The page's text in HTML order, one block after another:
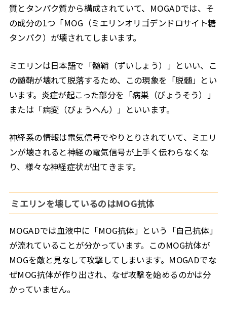
質とタンパク質から構成されていて、MOGADでは、そ
の成分の1つ「MOG（ミエリンオリゴデンドロサイト糖
タンパク）が壊されてしまいます。
ミエリンは日本語で「髄鞘（ずいしょう）」といい、こ
の髄鞘が壊れて脱落するため、この現象を「脱髄」とい
います。炎症が起こった部分を「病巣（びょうそう）」
または「病変（びょうへん）」といいます。
神経系の情報は電気信号でやりとりされていて、ミエリ
ンが壊されると神経の電気信号が上手く伝わらなくな
り、様々な神経症状が出てきます。
ミエリンを壊しているのはMOG抗体
MOGADでは血液中に「MOG抗体」という「自己抗体」
が流れていることが分かっています。このMOG抗体が
MOGを敵と見なして攻撃してしまいます。MOGADでな
ぜMOG抗体が作り出され、なぜ攻撃を始めるのかは分
かっていません。